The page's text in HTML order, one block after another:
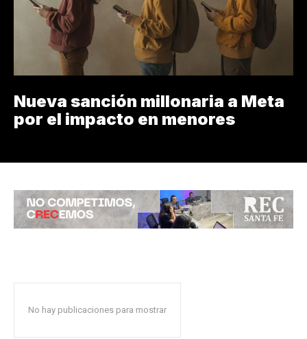
Nueva sanción millonaria a Meta
por el impacto en menores
No hay publicaciones para mostrar